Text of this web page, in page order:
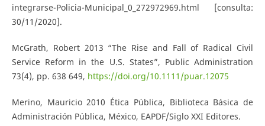
integrarse-Policia-Municipal_0_272972969.html [consulta:
30/11/2020].
McGrath, Robert 2013 “The Rise and Fall of Radical Civil
Service Reform in the U.S. States”, Public Administration
73(4), pp. 638 649, https://doi.org/10.1111/puar.12075
Merino, Mauricio 2010 Ética Pública, Biblioteca Básica de
Administración Pública, México, EAPDF/Siglo XXI Editores.